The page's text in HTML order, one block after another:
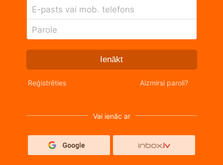
E-pasts vai mob. telefons
Parole
Ienākt
Reģistrēties Aizmirsi paroli?
Vai ienāc ar